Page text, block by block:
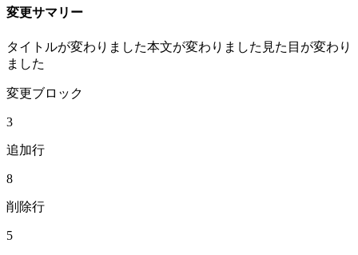
変更サマリー
タイトルが変わりました本文が変わりました 見た目が変わり
ました
変更ブロック
3
追加行
8
削除行
5